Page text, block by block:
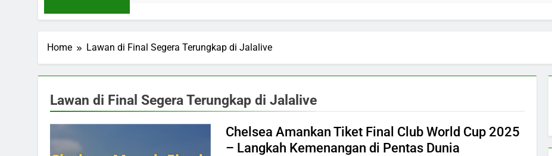
Home Lawan di Final Segera Terungkap di Jalalive
Lawan di Final Segera Terungkap di Jalalive
Chelsea Amankan Tiket Final Club World Cup 2025
– Langkah Kemenangan di Pentas Dunia